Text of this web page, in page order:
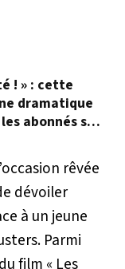
! » : cette
dramatique
abonnés sur
rêvée
dévoiler
à un jeune
Parmi
film « Les